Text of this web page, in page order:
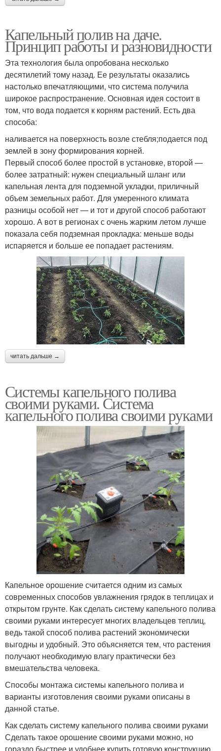
Капельный полив на даче.
Принцип работы и разновидности
Эта технология была опробована несколько
десятилетий тому назад. Ее результаты оказались
настолько впечатляющими, что система получила
широкое распространение. Основная идея состоит в
том, что вода подается к корням растений. Есть два
способа:
наливается на поверхность возле стебля;подается под
землей в зону формирования корней.
Первый способ более простой в установке, второй —
более затратный: нужен специальный шланг или
капельная лента для подземной укладки, приличный
объем земельных работ. Для умеренного климата
разницы особой нет — и тот и другой способ работают
хорошо. А вот в регионах с очень жарким летом лучше
показала себя подземная прокладка: меньше воды
испаряется и больше ее попадает растениям.
читать дальше →
Системы капельного полива
своими руками. Система
капельного полива своими руками
Капельное орошение считается одним из самых
современных способов увлажнения грядок в теплицах и
открытом грунте. Как сделать систему капельного полива
своими руками интересует многих владельцев теплиц,
ведь такой способ полива растений экономически
выгодны и удобный. Это объясняется тем, что растения
получают необходимую влагу практически без
вмешательства человека.
Способы монтажа системы капельного полива и
варианты изготовления своими руками описаны в
данной статье.
Как сделать систему капельного полива своими руками
Сделать такое орошение своими руками можно, но